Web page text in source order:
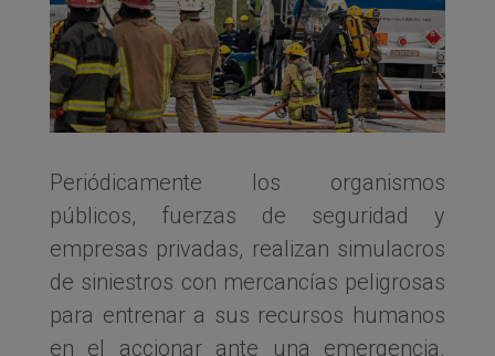
Periódicamente los organismos
públicos, fuerzas de seguridad y
empresas privadas, realizan simulacros
de siniestros con mercancías peligrosas
para entrenar a sus recursos humanos
en el accionar ante una emergencia.